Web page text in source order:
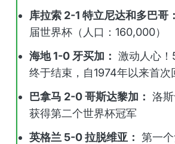
库拉索 2-1 特立尼达和多巴哥：
届世界杯（人口：160,000）
海地 1-0 牙买加： 激动人心
终于结束，自1974年以来首次
巴拿马 2-0 哥斯达黎加： 洛
获得第二个世界杯冠军
英格兰 5-0 拉脱维亚： 第一